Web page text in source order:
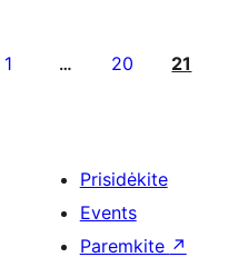
1 … 20 21
Prisidėkite
Events
Paremkite ↗